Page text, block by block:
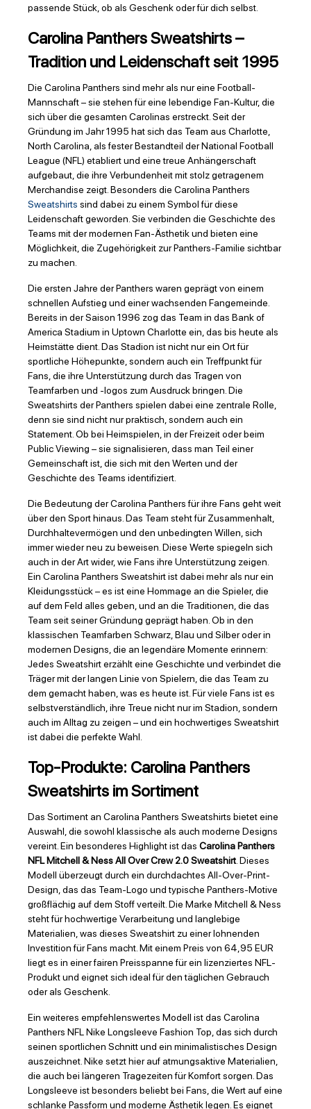
passende Stück, ob als Geschenk oder für dich selbst.
Carolina Panthers Sweatshirts –
Tradition und Leidenschaft seit 1995
Die Carolina Panthers sind mehr als nur eine Football-
Mannschaft – sie stehen für eine lebendige Fan-Kultur, die
sich über die gesamten Carolinas erstreckt. Seit der
Gründung im Jahr 1995 hat sich das Team aus Charlotte,
North Carolina, als fester Bestandteil der National Football
League (NFL) etabliert und eine treue Anhängerschaft
aufgebaut, die ihre Verbundenheit mit stolz getragenem
Merchandise zeigt. Besonders die Carolina Panthers
Sweatshirts sind dabei zu einem Symbol für diese
Leidenschaft geworden. Sie verbinden die Geschichte des
Teams mit der modernen Fan-Ästhetik und bieten eine
Möglichkeit, die Zugehörigkeit zur Panthers-Familie sichtbar
zu machen.
Die ersten Jahre der Panthers waren geprägt von einem
schnellen Aufstieg und einer wachsenden Fangemeinde.
Bereits in der Saison 1996 zog das Team in das Bank of
America Stadium in Uptown Charlotte ein, das bis heute als
Heimstätte dient. Das Stadion ist nicht nur ein Ort für
sportliche Höhepunkte, sondern auch ein Treffpunkt für
Fans, die ihre Unterstützung durch das Tragen von
Teamfarben und -logos zum Ausdruck bringen. Die
Sweatshirts der Panthers spielen dabei eine zentrale Rolle,
denn sie sind nicht nur praktisch, sondern auch ein
Statement. Ob bei Heimspielen, in der Freizeit oder beim
Public Viewing – sie signalisieren, dass man Teil einer
Gemeinschaft ist, die sich mit den Werten und der
Geschichte des Teams identifiziert.
Die Bedeutung der Carolina Panthers für ihre Fans geht weit
über den Sport hinaus. Das Team steht für Zusammenhalt,
Durchhaltevermögen und den unbedingten Willen, sich
immer wieder neu zu beweisen. Diese Werte spiegeln sich
auch in der Art wider, wie Fans ihre Unterstützung zeigen.
Ein Carolina Panthers Sweatshirt ist dabei mehr als nur ein
Kleidungsstück – es ist eine Hommage an die Spieler, die
auf dem Feld alles geben, und an die Traditionen, die das
Team seit seiner Gründung geprägt haben. Ob in den
klassischen Teamfarben Schwarz, Blau und Silber oder in
modernen Designs, die an legendäre Momente erinnern:
Jedes Sweatshirt erzählt eine Geschichte und verbindet die
Träger mit der langen Linie von Spielern, die das Team zu
dem gemacht haben, was es heute ist. Für viele Fans ist es
selbstverständlich, ihre Treue nicht nur im Stadion, sondern
auch im Alltag zu zeigen – und ein hochwertiges Sweatshirt
ist dabei die perfekte Wahl.
Top-Produkte: Carolina Panthers
Sweatshirts im Sortiment
Das Sortiment an Carolina Panthers Sweatshirts bietet eine
Auswahl, die sowohl klassische als auch moderne Designs
vereint. Ein besonderes Highlight ist das Carolina Panthers
NFL Mitchell & Ness All Over Crew 2.0 Sweatshirt. Dieses
Modell überzeugt durch ein durchdachtes All-Over-Print-
Design, das das Team-Logo und typische Panthers-Motive
großflächig auf dem Stoff verteilt. Die Marke Mitchell & Ness
steht für hochwertige Verarbeitung und langlebige
Materialien, was dieses Sweatshirt zu einer lohnenden
Investition für Fans macht. Mit einem Preis von 64,95 EUR
liegt es in einer fairen Preisspanne für ein lizenziertes NFL-
Produkt und eignet sich ideal für den täglichen Gebrauch
oder als Geschenk.
Ein weiteres empfehlenswertes Modell ist das Carolina
Panthers NFL Nike Longsleeve Fashion Top, das sich durch
seinen sportlichen Schnitt und ein minimalistisches Design
auszeichnet. Nike setzt hier auf atmungsaktive Materialien,
die auch bei längeren Tragezeiten für Komfort sorgen. Das
Longsleeve ist besonders beliebt bei Fans, die Wert auf eine
schlanke Passform und moderne Ästhetik legen. Es eignet